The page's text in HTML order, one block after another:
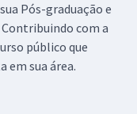
Pós-graduação e
com a
público que
em sua área.